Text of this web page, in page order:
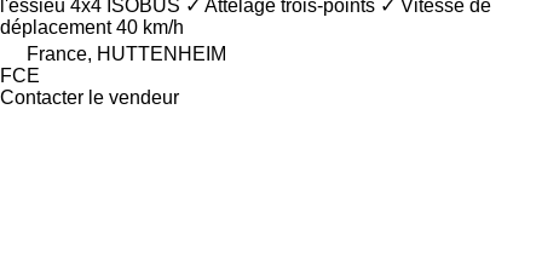
l'essieu 4x4 ISOBUS ✓ Attelage trois-points ✓ Vitesse de
déplacement 40 km/h
France, HUTTENHEIM
FCE
Contacter le vendeur